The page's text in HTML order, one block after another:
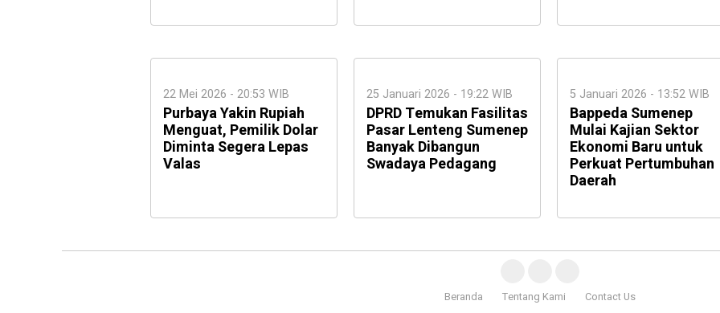
22 Mei 2026 - 20:53 WIB
Purbaya Yakin Rupiah
Menguat, Pemilik Dolar
Diminta Segera Lepas
Valas
25 Januari 2026 - 19:22 WIB
DPRD Temukan Fasilitas
Pasar Lenteng Sumenep
Banyak Dibangun
Swadaya Pedagang
5 Januari 2026 - 13:52 WIB
Bappeda Sumenep
Mulai Kajian Sektor
Ekonomi Baru untuk
Perkuat Pertumbuhan
Daerah
Beranda Tentang Kami Contact Us